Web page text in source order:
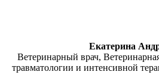
Екатерина
Ветеринарный врач,
травматологии и интенсивной